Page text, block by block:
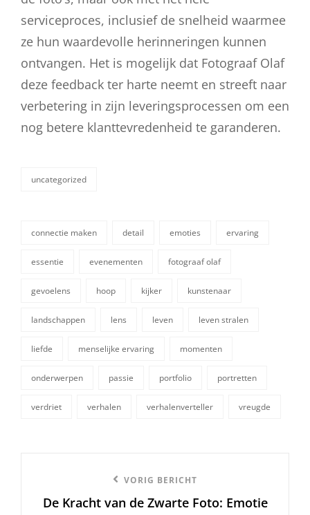
serviceproces, inclusief de snelheid waarmee
ze hun waardevolle herinneringen kunnen
ontvangen. Het is mogelijk dat Fotograaf Olaf
deze feedback ter harte neemt en streeft naar
verbetering in zijn leveringsprocessen om een
nog betere klanttevredenheid te garanderen.
categorieën
uncategorized
connectie maken detail emoties ervaring
essentie evenementen fotograaf olaf
gevoelens hoop kijker kunstenaar
landschappen lens leven leven stralen
liefde menselijke ervaring momenten
onderwerpen passie portfolio portretten
verdriet verhalen verhalenverteller vreugde
bericht
VORIG BERICHT
De Kracht van de Zwarte Foto: Emotie